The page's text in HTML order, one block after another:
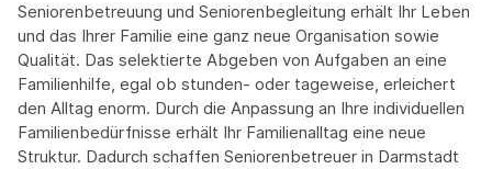
Seniorenbetreuung und Seniorenbegleitung erhält Ihr Leben
und das Ihrer Familie eine ganz neue Organisation sowie
Qualität. Das selektierte Abgeben von Aufgaben an eine
Familienhilfe, egal ob stunden- oder tageweise, erleichert
den Alltag enorm. Durch die Anpassung an Ihre individuellen
Familienbedürfnisse erhält Ihr Familienalltag eine neue
Struktur. Dadurch schaffen Seniorenbetreuer in Darmstadt